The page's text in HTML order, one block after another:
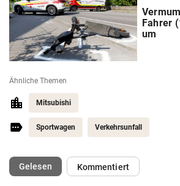
Fahrer
um
Ähnliche Themen
Mitsubishi
Sportwagen Verkehrsunfall
Gelesen(ausgewählt)Kommentiert